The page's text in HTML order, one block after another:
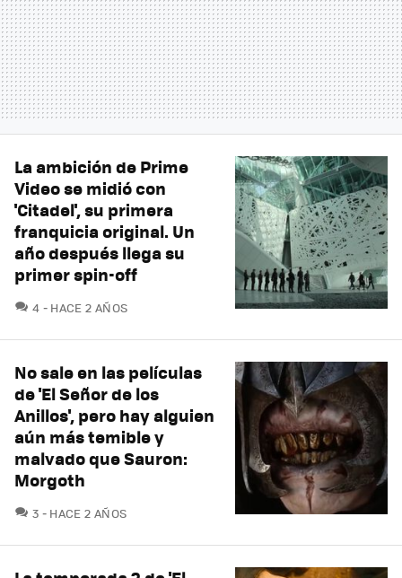
La ambición de Prime
Video se midió con
'Citadel', su primera
franquicia original. Un
año después llega su
primer spin-off
4 COMENTARIOS
HACE 2 AÑOS
No sale en las películas
de 'El Señor de los
Anillos', pero hay alguien
aún más temible y
malvado que Sauron:
Morgoth
3 COMENTARIOS
HACE 2 AÑOS